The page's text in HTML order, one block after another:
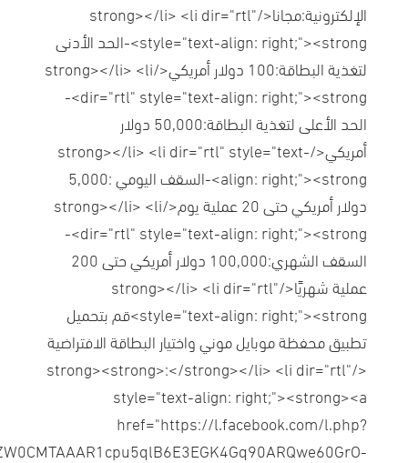
الإلكترونية:مجانا</strong></li> <li dir="rtl"
style="text-align: right;"><strong>-الحد الأدنى
لتغذية البطاقة:100 دولار أمريكي</strong></li> <li
dir="rtl" style="text-align: right;"><strong>-
الحد الأعلى لتغذية البطاقة:50,000 دولار
أمريكي</strong></li> <li dir="rtl" style="text-
align: right;"><strong>-السقف اليومي :5,000
دولار أمريكي حتى 20 عملية يوم</strong></li> <li
dir="rtl" style="text-align: right;"><strong>-
السقف الشهري:100,000 دولار أمريكي حتى 200
عملية شهريًا</strong></li> <li dir="rtl"
style="text-align: right;"><strong>قم بتحميل
تطبيق محفظة موبايل موني واختيار البطاقة الافتراضية
</strong><strong>:</strong></li> <li dir="rtl"
style="text-align: right;"><strong><a
href="https://l.facebook.com/l.php?